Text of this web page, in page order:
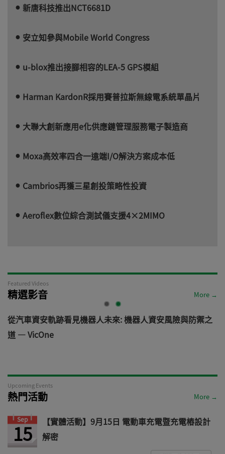
新唐科技推出NCT6681D
安立知參與Mobile World Congress
u-blox推出接腳相容的LEA-5 GPS模組
Harman KardonR採用賽普拉斯無線電系統單晶片
大聯大創新應用e化供應鏈管理服務電子製造商
Moxa高效率四合一遠端I/O解決方案成本低
Cambrios再獲三星創投策略性投資
Aeroflex數位綜合測試儀支援4×2MIMO
Featured Videos
精選影音 More →
從汽車資安軌跡看見機器人未來: 機器人資安風險與防禦之
道 — VicOne
Upcoming Events
熱門活動 More →
Sep
15
【實體活動】9月15日 電動車充電暨充電樁設計
解密